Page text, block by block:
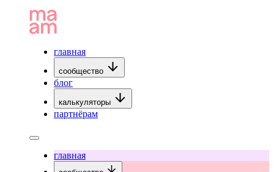
главная
сообщество
блог
калькуляторы
партнёрам
главная